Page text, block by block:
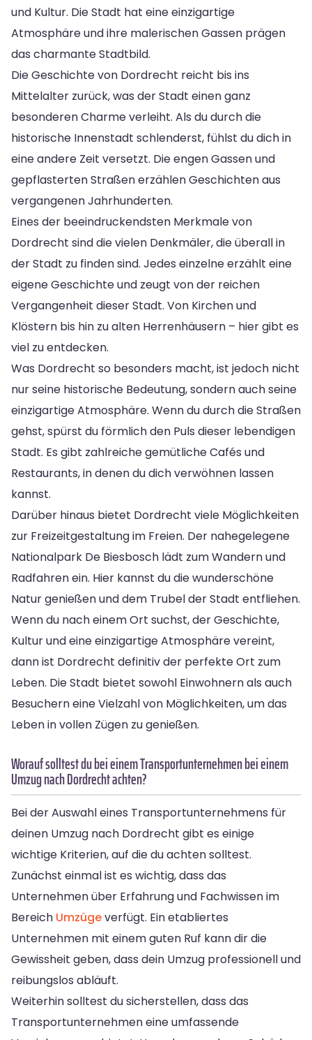
und Kultur. Die Stadt hat eine einzigartige
Atmosphäre und ihre malerischen Gassen prägen
das charmante Stadtbild.
Die Geschichte von Dordrecht reicht bis ins
Mittelalter zurück, was der Stadt einen ganz
besonderen Charme verleiht. Als du durch die
historische Innenstadt schlenderst, fühlst du dich in
eine andere Zeit versetzt. Die engen Gassen und
gepflasterten Straßen erzählen Geschichten aus
vergangenen Jahrhunderten.
Eines der beeindruckendsten Merkmale von
Dordrecht sind die vielen Denkmäler, die überall in
der Stadt zu finden sind. Jedes einzelne erzählt eine
eigene Geschichte und zeugt von der reichen
Vergangenheit dieser Stadt. Von Kirchen und
Klöstern bis hin zu alten Herrenhäusern – hier gibt es
viel zu entdecken.
Was Dordrecht so besonders macht, ist jedoch nicht
nur seine historische Bedeutung, sondern auch seine
einzigartige Atmosphäre. Wenn du durch die Straßen
gehst, spürst du förmlich den Puls dieser lebendigen
Stadt. Es gibt zahlreiche gemütliche Cafés und
Restaurants, in denen du dich verwöhnen lassen
kannst.
Darüber hinaus bietet Dordrecht viele Möglichkeiten
zur Freizeitgestaltung im Freien. Der nahegelegene
Nationalpark De Biesbosch lädt zum Wandern und
Radfahren ein. Hier kannst du die wunderschöne
Natur genießen und dem Trubel der Stadt entfliehen.
Wenn du nach einem Ort suchst, der Geschichte,
Kultur und eine einzigartige Atmosphäre vereint,
dann ist Dordrecht definitiv der perfekte Ort zum
Leben. Die Stadt bietet sowohl Einwohnern als auch
Besuchern eine Vielzahl von Möglichkeiten, um das
Leben in vollen Zügen zu genießen.
Worauf solltest du bei einem Transportunternehmen bei einem
Umzug nach Dordrecht achten?
Bei der Auswahl eines Transportunternehmens für
deinen Umzug nach Dordrecht gibt es einige
wichtige Kriterien, auf die du achten solltest.
Zunächst einmal ist es wichtig, dass das
Unternehmen über Erfahrung und Fachwissen im
Bereich Umzügeverfügt. Ein etabliertes
Unternehmen mit einem guten Ruf kann dir die
Gewissheit geben, dass dein Umzug professionell und
reibungslos abläuft.
Weiterhin solltest du sicherstellen, dass das
Transportunternehmen eine umfassende